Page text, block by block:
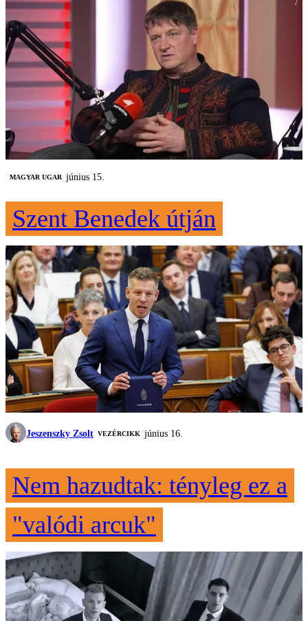
MAGYAR UGAR június 15.
Szent Benedek útján
Jeszenszky Zsolt VEZÉRCIKK június 16.
Nem hazudtak: tényleg ez a
"valódi arcuk"